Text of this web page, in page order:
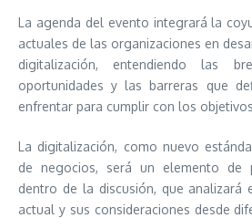
La agenda del evento integrará la
actuales de las organizaciones en
digitalización, entendiendo las
oportunidades y las barreras que
enfrentar para cumplir con los
La digitalización, como nuevo
de negocios, será un elemento de
dentro de la discusión, que analizará
actual y sus consideraciones desde